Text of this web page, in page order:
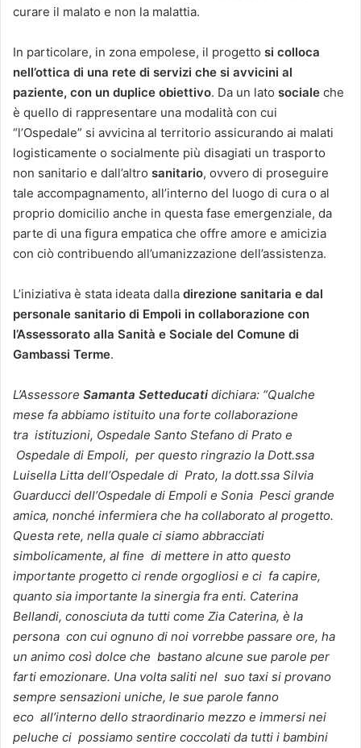
curare il malato e non la malattia.
In particolare, in zona empolese, il progetto si colloca
nell’ottica di una rete di servizi che si avvicini al
paziente, con un duplice obiettivo. Da un lato sociale che
è quello di rappresentare una modalità con cui
“l’Ospedale” si avvicina al territorio assicurando ai malati
logisticamente o socialmente più disagiati un trasporto
non sanitario e dall’altro sanitario, ovvero di proseguire
tale accompagnamento, all’interno del luogo di cura o al
proprio domicilio anche in questa fase emergenziale, da
parte di una figura empatica che offre amore e amicizia
con ciò contribuendo all’umanizzazione dell’assistenza.
L’iniziativa è stata ideata dalla direzione sanitaria e dal
personale sanitario di Empoli in collaborazione con
l’Assessorato alla Sanità e Sociale del Comune di
Gambassi Terme.
L’Assessore Samanta Setteducati dichiara: “Qualche
mese fa abbiamo istituito una forte collaborazione
tra istituzioni, Ospedale Santo Stefano di Prato e
Ospedale di Empoli, per questo ringrazio la Dott.ssa
Luisella Litta dell’Ospedale di Prato, la dott.ssa Silvia
Guarducci dell’Ospedale di Empoli e Sonia Pesci grande
amica, nonché infermiera che ha collaborato al progetto.
Questa rete, nella quale ci siamo abbracciati
simbolicamente, al fine di mettere in atto questo
importante progetto ci rende orgogliosi e ci fa capire,
quanto sia importante la sinergia fra enti. Caterina
Bellandi, conosciuta da tutti come Zia Caterina, è la
persona con cui ognuno di noi vorrebbe passare ore, ha
un animo così dolce che bastano alcune sue parole per
farti emozionare. Una volta saliti nel suo taxi si provano
sempre sensazioni uniche, le sue parole fanno
eco all’interno dello straordinario mezzo e immersi nei
peluche ci possiamo sentire coccolati da tutti i bambini